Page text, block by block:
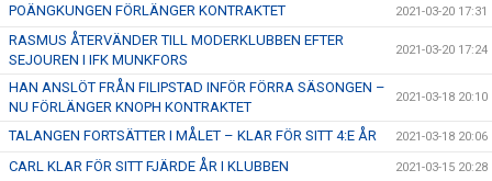
POÄNGKUNGEN FÖRLÄNGER KONTRAKTET 2021-03-20 17:31
RASMUS ÅTERVÄNDER TILL MODERKLUBBEN EFTER
SEJOUREN I IFK MUNKFORS
2021-03-20 17:24
HAN ANSLÖT FRÅN FILIPSTAD INFÖR FÖRRA SÄSONGEN –
NU FÖRLÄNGER KNOPH KONTRAKTET
2021-03-18 20:10
TALANGEN FORTSÄTTER I MÅLET – KLAR FÖR SITT 4:E ÅR 2021-03-18 20:06
CARL KLAR FÖR SITT FJÄRDE ÅR I KLUBBEN 2021-03-15 20:28